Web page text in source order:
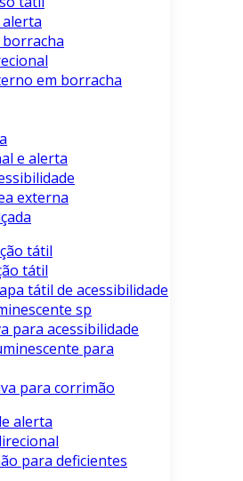
em borracha
e alerta
externa
tátil
tátil
tátil de acessibilidade
sp
para acessibilidade
para
para corrimão
alerta
para deficientes